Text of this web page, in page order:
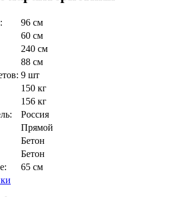
96 см
60 см
240 см
88 см
9 шт
150 кг
156 кг
Россия
Прямой
Бетон
Бетон
65 см